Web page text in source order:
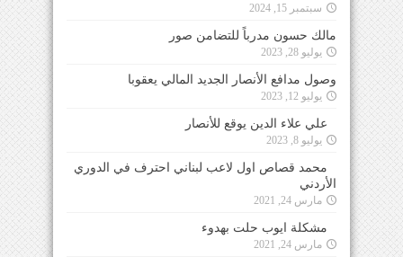
سبتمبر 15, 2024
مالك حسون مدرباً للتضامن صور
يوليو 28, 2023
وصول مدافع الأنصار الجديد المالي يعقوبا
يوليو 12, 2023
علي علاء الدين يوقع للأنصار
يوليو 8, 2023
محمد قصاص اول لاعب لبناني احترف في الدوري
الأردني
مارس 24, 2021
مشكلة ايوب حلت بهدوء
مارس 24, 2021